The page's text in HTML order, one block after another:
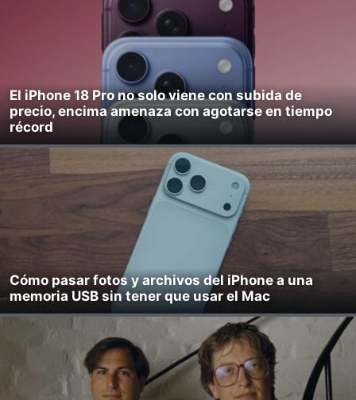
El iPhone 18 Pro no solo viene con subida de
precio, encima amenaza con agotarse en tiempo
récord
Cómo pasar fotos y archivos del iPhone a una
memoria USB sin tener que usar el Mac